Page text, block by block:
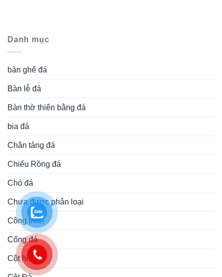
Danh mục
bàn ghế đá
Bàn lễ đá
Bàn thờ thiên bằng đá
bia đá
Chân tảng đá
Chiếu Rồng đá
Chó đá
Chưa được phân loại
Công trình
Cổng đá
Cột hiên